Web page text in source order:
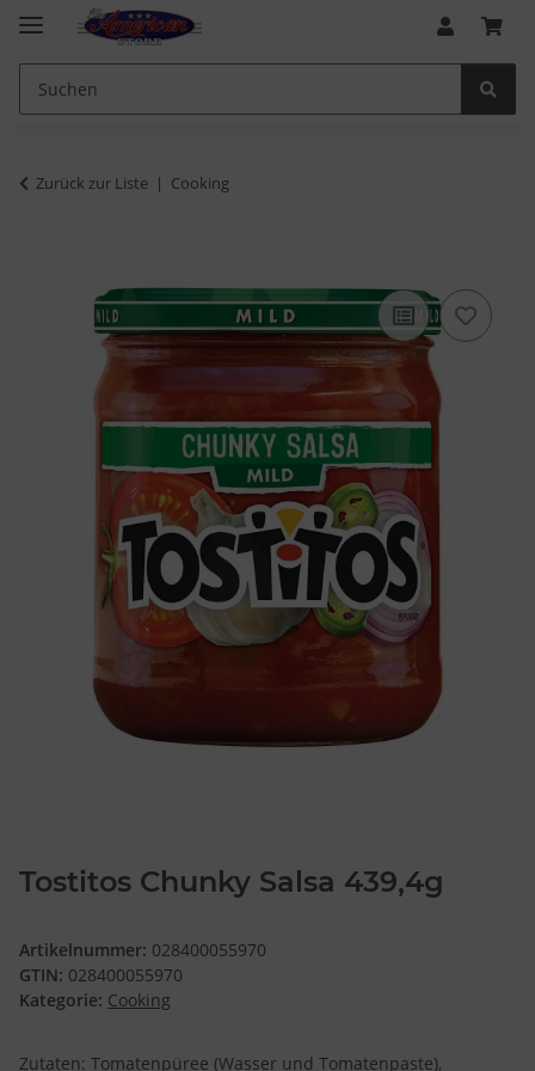
Zurück zur Liste Cooking
Tostitos Chunky Salsa 439,4g
Artikelnummer: 028400055970
GTIN: 028400055970
Kategorie: Cooking
Zutaten: Tomatenpüree (Wasser und Tomatenpaste),